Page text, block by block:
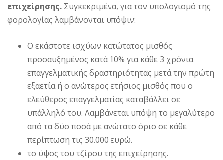
επιχείρησης. Συγκεκριμένα, για τον υπολογισμό της
φορολογίας λαμβάνονται υπόψιν:
Ο εκάστοτε ισχύων κατώτατος μισθός
προσαυξημένος κατά 10% για κάθε 3 χρόνια
επαγγελματικής δραστηριότητας μετά την πρώτη
εξαετία ή ο ανώτερος ετήσιος μισθός που ο
ελεύθερος επαγγελματίας καταβάλλει σε
υπάλληλό του. Λαμβάνεται υπόψη το μεγαλύτερο
από τα δύο ποσά με ανώτατο όριο σε κάθε
περίπτωση τις 30.000 ευρώ.
το ύψος του τζίρου της επιχείρησης.